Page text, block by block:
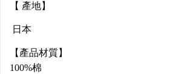
【 產地】
日本
【產品材質】
100%棉